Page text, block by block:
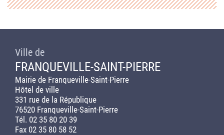
Ville de
FRANQUEVILLE-SAINT-PIERRE
Mairie de Franqueville-Saint-Pierre
Hôtel de ville
331 rue de la République
76520 Franqueville-Saint-Pierre
Tél. 02 35 80 20 39
Fax 02 35 80 58 52